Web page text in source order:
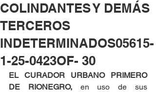
COLINDANTES Y DEMÁS
TERCEROS
INDETERMINADOS05615-
1-25-0423OF- 30
EL CURADOR URBANO PRIMERO
DE RIONEGRO, en uso de sus